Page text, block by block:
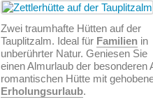
Zwei traumhafte Hütten auf der
Tauplitzalm. Ideal für Familien in
unberührter Natur. Geniesen Sie
einen Almurlaub der besonderen
romantischen Hütte mit
Erholungsurlaub.